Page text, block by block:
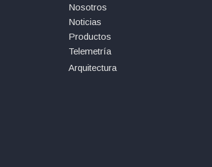
Nosotros
Noticias
Productos
Telemetría
Arquitectura